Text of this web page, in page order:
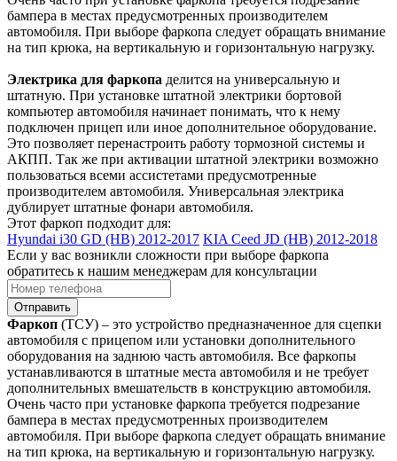
бампера в местах предусмотренных производителем
автомобиля. При выборе фаркопа следует обращать внимание
на тип крюка, на вертикальную и горизонтальную нагрузку.
Электрика для фаркопа делится на универсальную и
штатную. При установке штатной электрики бортовой
компьютер автомобиля начинает понимать, что к нему
подключен прицеп или иное дополнительное оборудование.
Это позволяет перенастроить работу тормозной системы и
АКПП. Так же при активации штатной электрики возможно
пользоваться всеми ассистетами предусмотренные
производителем автомобиля. Универсальная электрика
дублирует штатные фонари автомобиля.
Этот фаркоп подходит для:
Hyundai i30 GD (HB) 2012-2017 KIA Ceed JD (HB) 2012-2018
Если у вас возникли сложности при выборе фаркопа
обратитесь к нашим менеджерам для консультации
Отправить
Фаркоп (ТСУ) – это устройство предназначенное для сцепки
автомобиля с прицепом или установки дополнительного
оборудования на заднюю часть автомобиля. Все фаркопы
устанавливаются в штатные места автомобиля и не требует
дополнительных вмешательств в конструкцию автомобиля.
Очень часто при установке фаркопа требуется подрезание
бампера в местах предусмотренных производителем
автомобиля. При выборе фаркопа следует обращать внимание
на тип крюка, на вертикальную и горизонтальную нагрузку.